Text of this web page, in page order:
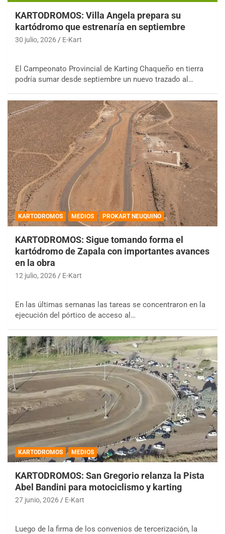
KARTODROMOS: Villa Angela prepara su
kartódromo que estrenaría en septiembre
30 julio, 2026 E-Kart
El Campeonato Provincial de Karting Chaqueño en tierra
podría sumar desde septiembre un nuevo trazado al…
KARTODROMOS MEDIOS PROKART NEUQUINO
KARTODROMOS: Sigue tomando forma el
kartódromo de Zapala con importantes avances
en la obra
12 julio, 2026 E-Kart
En las últimas semanas las tareas se concentraron en la
ejecución del pórtico de acceso al…
KARTODROMOS MEDIOS
KARTODROMOS: San Gregorio relanza la Pista
Abel Bandini para motociclismo y karting
27 junio, 2026 E-Kart
Luego de la firma de los convenios de tercerización, la